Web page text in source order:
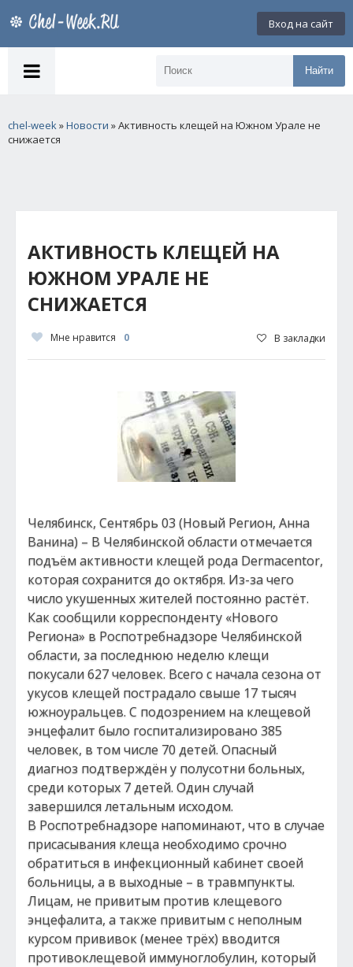
Вход на сайт
Найти
chel-week»Новости » Активность клещей на Южном Урале не
снижается
АКТИВНОСТЬ КЛЕЩЕЙ НА
ЮЖНОМ УРАЛЕ НЕ
СНИЖАЕТСЯ
Мне нравится 0 В закладки
Челябинск, Сентябрь 03 (Новый Регион, Анна
Ванина) – В Челябинской области отмечается
подъём активности клещей рода Dermacentor,
которая сохранится до октября. Из-за чего
число укушенных жителей постоянно растёт.
Как сообщили корреспонденту «Нового
Региона» в Роспотребнадзоре Челябинской
области, за последнюю неделю клещи
покусали 627 человек. Всего с начала сезона от
укусов клещей пострадало свыше 17 тысяч
южноуральцев. С подозрением на клещевой
энцефалит было госпитализировано 385
человек, в том числе 70 детей. Опасный
диагноз подтверждён у полусотни больных,
среди которых 7 детей. Один случай
завершился летальным исходом.
В Роспотребнадзоре напоминают, что в случае
присасывания клеща необходимо срочно
обратиться в инфекционный кабинет своей
больницы, а в выходные – в травмпункты.
Лицам, не привитым против клещевого
энцефалита, а также привитым с неполным
курсом прививок (менее трёх) вводится
противоклещевой иммуноглобулин, который